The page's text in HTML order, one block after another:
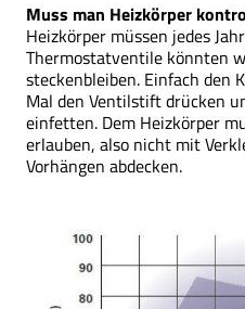
Muss man Heizkörper
Heizkörper müssen jedes
Thermostatventile könnten
steckenbleiben. Einfach den
Mal den Ventilstift drücken
einfetten. Dem Heizkörper
erlauben, also nicht mit
Vorhängen abdecken.